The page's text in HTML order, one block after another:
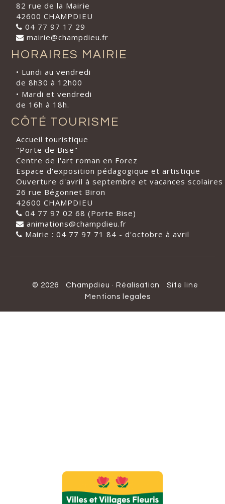
82 rue de la Mairie
42600 CHAMPDIEU
04 77 97 17 29
mairie@champdieu.fr
HORAIRES MAIRIE
• Lundi au vendredi
de 8h30 à 12h00
• Mardi et vendredi
de 16h à 18h.
CÔTÉ TOURISME
Accueil touristique
"Porte de Bise"
Centre de l'art roman en Forez
Espace d'exposition pédagogique et artistique
Ouverture d'avril à septembre et vacances scolaires
26 rue Bégonnet Biron
42600 CHAMPDIEU
04 77 97 02 68 (Porte Bise)
animations@champdieu.fr
Mairie : 04 77 97 71 84 - d'octobre à avril
© 2026 Champdieu · Réalisation
Site line
Mentions legales